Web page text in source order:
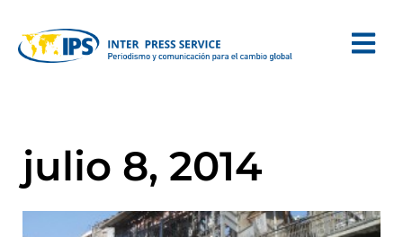
julio 8, 2014